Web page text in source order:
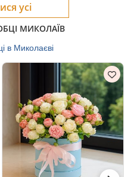
усі
МИКОЛАЇВ
в Миколаєві